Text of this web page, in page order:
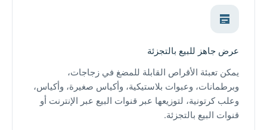
عرض جاهز للبيع بالتجزئة
يمكن تعبئة الأقراص القابلة للمضغ في زجاجات،
وبرطمانات، وعبوات بلاستيكية، وأكياس صغيرة، وأكياس،
وعلب كرتونية، لتوزيعها عبر قنوات البيع عبر الإنترنت أو
قنوات البيع بالتجزئة.